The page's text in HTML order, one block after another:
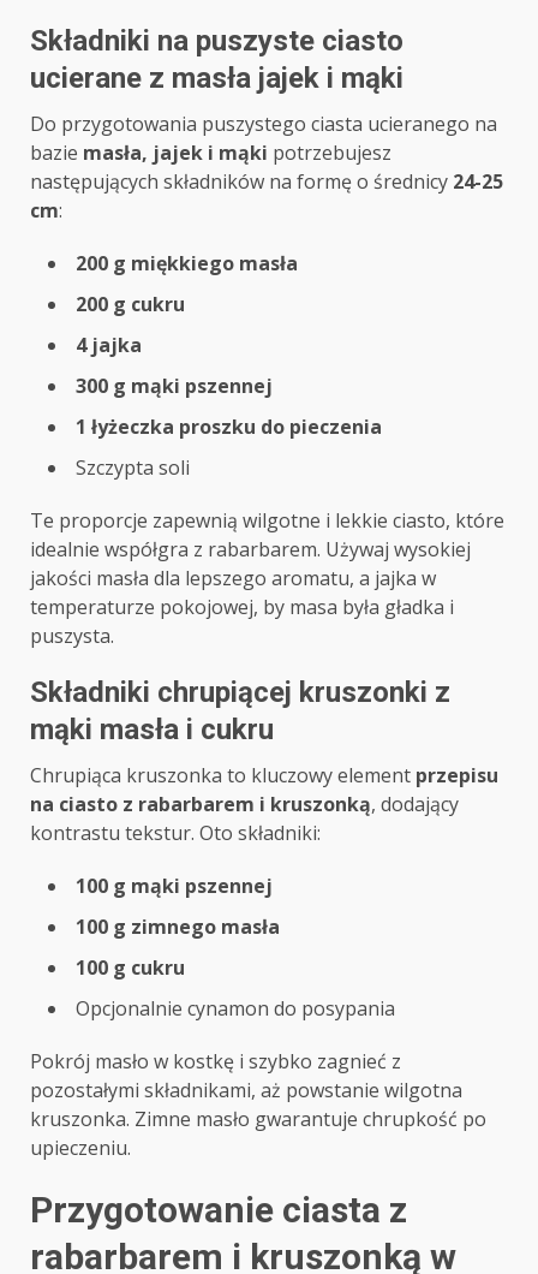
Składniki na puszyste ciasto
ucierane z masła jajek i mąki
Do przygotowania puszystego ciasta ucieranego na
bazie masła, jajek i mąki potrzebujesz
następujących składników na formę o średnicy 24-25
cm:
200 g miękkiego masła
200 g cukru
4 jajka
300 g mąki pszennej
1 łyżeczka proszku do pieczenia
Szczypta soli
Te proporcje zapewnią wilgotne i lekkie ciasto, które
idealnie współgra z rabarbarem. Używaj wysokiej
jakości masła dla lepszego aromatu, a jajka w
temperaturze pokojowej, by masa była gładka i
puszysta.
Składniki chrupiącej kruszonki z
mąki masła i cukru
Chrupiąca kruszonka to kluczowy element przepisu
na ciasto z rabarbarem i kruszonką, dodający
kontrastu tekstur. Oto składniki:
100 g mąki pszennej
100 g zimnego masła
100 g cukru
Opcjonalnie cynamon do posypania
Pokrój masło w kostkę i szybko zagnieć z
pozostałymi składnikami, aż powstanie wilgotna
kruszonka. Zimne masło gwarantuje chrupkość po
upieczeniu.
Przygotowanie ciasta z
rabarbarem i kruszonką w